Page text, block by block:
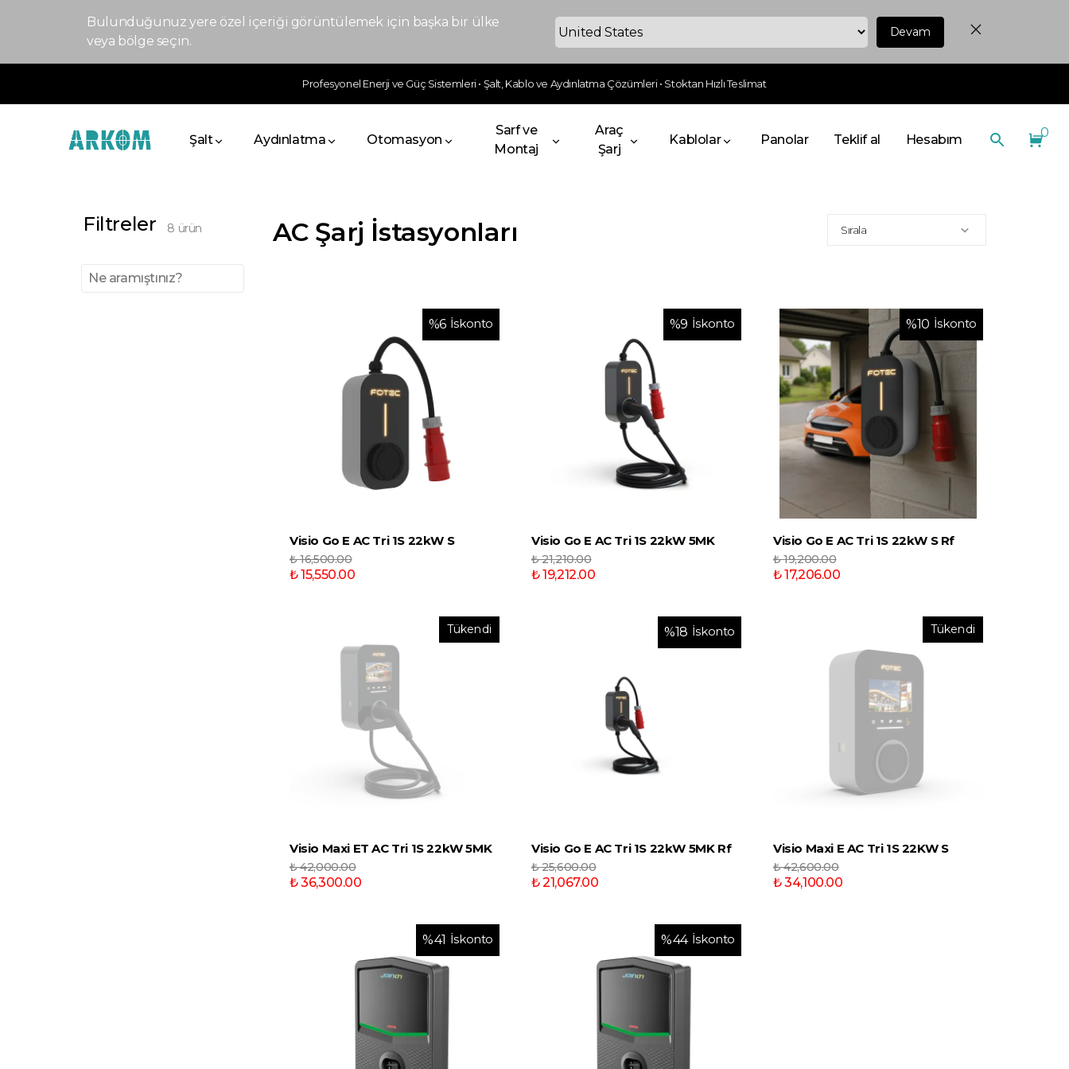
Bulunduğunuz yere özel içeriği görüntülemek için başka bir ülke
veya bölge seçin.
Devam
Profesyonel Enerji ve Güç Sistemleri • Şalt, Kablo ve Aydınlatma Çözümleri • Stoktan Hızlı Teslimat
Şalt Aydınlatma Otomasyon
Sarf ve
Montaj
Araç
Şarj
Kablolar Panolar Teklif al Hesabım 0
Filtreler 8 ürün AC Şarj İstasyonları Sırala
%6 İskonto
Visio Go E AC Tri 1S 22kW S
₺ 16,500.00
₺ 15,550.00
%9 İskonto
Visio Go E AC Tri 1S 22kW 5MK
₺ 21,210.00
₺ 19,212.00
%10 İskonto
Visio Go E AC Tri 1S 22kW S Rf
₺ 19,200.00
₺ 17,206.00
Tükendi
Visio Maxi ET AC Tri 1S 22kW 5MK
₺ 42,000.00
₺ 36,300.00
%18 İskonto
Visio Go E AC Tri 1S 22kW 5MK Rf
₺ 25,600.00
₺ 21,067.00
Tükendi
Visio Maxi E AC Tri 1S 22KW S
₺ 42,600.00
₺ 34,100.00
%41 İskonto %44 İskonto